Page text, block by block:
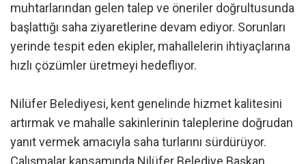
muhtarlarından gelen talep ve öneriler doğrultusunda
başlattığı saha ziyaretlerine devam ediyor. Sorunları
yerinde tespit eden ekipler, mahallelerin ihtiyaçlarına
hızlı çözümler üretmeyi hedefliyor.
Nilüfer Belediyesi, kent genelinde hizmet kalitesini
artırmak ve mahalle sakinlerinin taleplerine doğrudan
yanıt vermek amacıyla saha turlarını sürdürüyor.
Çalışmalar kapsamında Nilüfer Belediye Başkan